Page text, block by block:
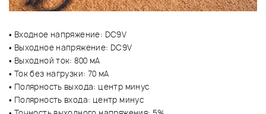
• Входное напряжение: DC9V
• Выходное напряжение: DC9V
• Выходной ток: 800 мА
• Ток без нагрузки: 70 мА
• Полярность выхода: центр минус
• Полярность входа: центр минус